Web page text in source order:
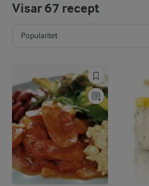
Visar67 recept
Popularitet